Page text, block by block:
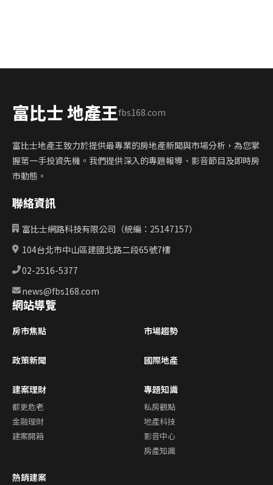
富比士 地產王fbs168.com
富比士地產王致力於提供最專業的房地產新聞與市場分析，為您掌
握第一手投資先機。我們提供深入的專題報導、影音節目及即時房
市動態。
聯絡資訊
富比士網路科技有限公司（統編：25147157）
104台北市中山區建國北路二段65號7樓
02-2516-5377
news@fbs168.com
網站導覽
房市焦點 市場趨勢
政策新聞 國際地產
建案理財
都更危老
金融理財
建案開箱
專題知識
私房觀點
地產科技
影音中心
房產知識
熱銷建案